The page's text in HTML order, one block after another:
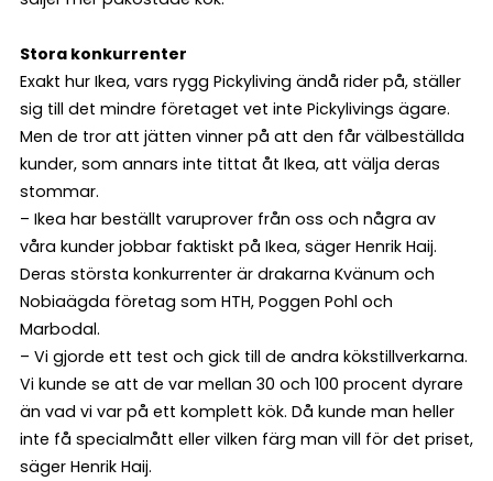
Stora konkurrenter
Exakt hur Ikea, vars rygg Pickyliving ändå rider på, ställer
sig till det mindre företaget vet inte Pickylivings ägare.
Men de tror att jätten vinner på att den får välbeställda
kunder, som annars inte tittat åt Ikea, att välja deras
stommar.
– Ikea har beställt varuprover från oss och några av
våra kunder jobbar faktiskt på Ikea, säger Henrik Haij.
Deras största konkurrenter är drakarna Kvänum och
Nobiaägda företag som HTH, Poggen Pohl och
Marbodal.
– Vi gjorde ett test och gick till de andra kökstillverkarna.
Vi kunde se att de var mellan 30 och 100 procent dyrare
än vad vi var på ett komplett kök. Då kunde man heller
inte få specialmått eller vilken färg man vill för det priset,
säger Henrik Haij.